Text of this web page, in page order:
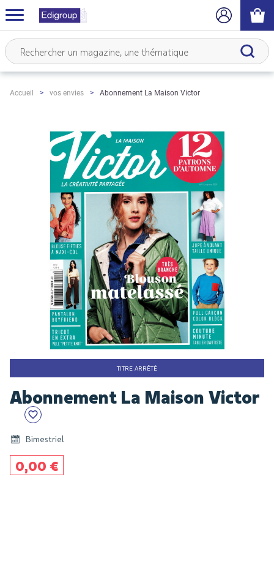
Accueil vos envies Abonnement La Maison Victor
TITRE ARRÊTÉ
Skip
to
beginning
of
the
images
Abonnement La Maison Victor
Bimestriel
0,00 €